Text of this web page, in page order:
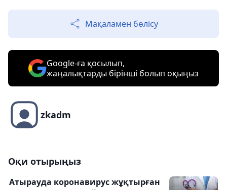
Мақаламен бөлісу
Google-ға қосылып,
жаңалықтарды бірінші болып оқыңыз
zkadm
Оқи отырыңыз
Атырауда коронавирус жұқтырған